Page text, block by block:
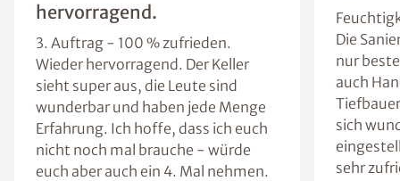
hervorragend.
3. Auftrag - 100 % zufrieden.
Wieder hervorragend. Der Keller
sieht super aus, die Leute sind
wunderbar und haben jede Menge
Erfahrung. Ich hoffe, dass ich euch
nicht noch mal brauche - würde
euch aber auch ein 4. Mal nehmen.
Die
nur
auch
sich
sehr